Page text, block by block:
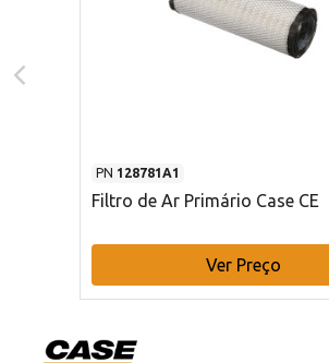
PN 128781A1
Filtro de Ar Primário Case CE
Ver Preço